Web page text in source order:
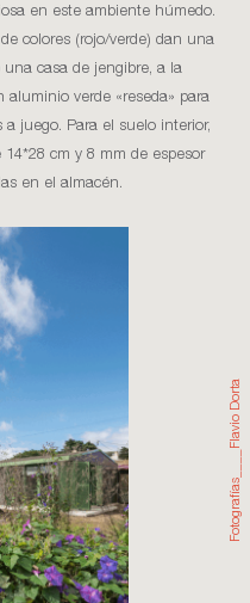
en este ambiente húmedo.
colores (rojo/verde) dan una
una casa de jengibre, a la
verde «reseda» para
juego. Para el suelo interior,
14*28 cm y 8 mm de espesor
en el almacén.
Fotografías____Flavio Dorta